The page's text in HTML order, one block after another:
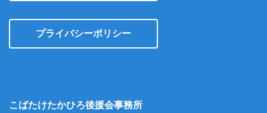
プライバシーポリシー
こばたけたかひろ後援会事務所